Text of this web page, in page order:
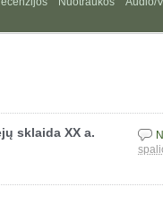
sklaida XX a.